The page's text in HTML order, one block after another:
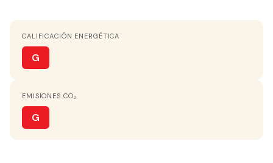
CALIFICACIÓN ENERGÉTICA
G
EMISIONES CO₂
G